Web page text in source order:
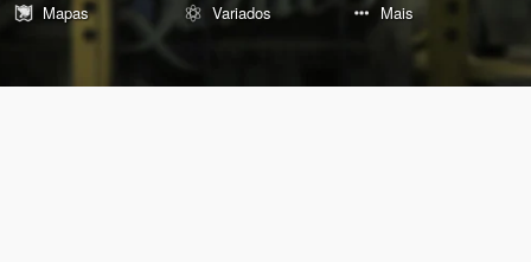
Mapas
Variados Mais